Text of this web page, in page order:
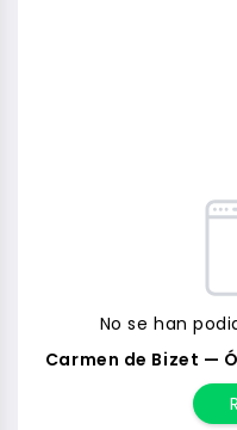
No se han
Carmen de Bizet —